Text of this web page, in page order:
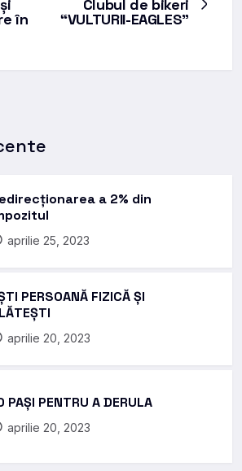
în
Clubul de bikeri
“VULTURII-EAGLES”
a 2% din
aprilie 25, 2023
PERSOANĂ FIZICĂ ȘI
aprilie 20, 2023
PAȘI PENTRU A DERULA
aprilie 20, 2023